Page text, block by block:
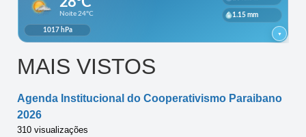
MAIS VISTOS
Agenda Institucional do Cooperativismo Paraibano
2026
310 visualizações